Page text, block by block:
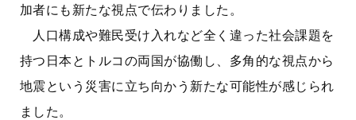
加者にも新たな視点で伝わりました。
人口構成や難民受け入れなど全く違った社会課題を
持つ日本とトルコの両国が協働し、多角的な視点から
地震という災害に立ち向かう新たな可能性が感じられ
ました。